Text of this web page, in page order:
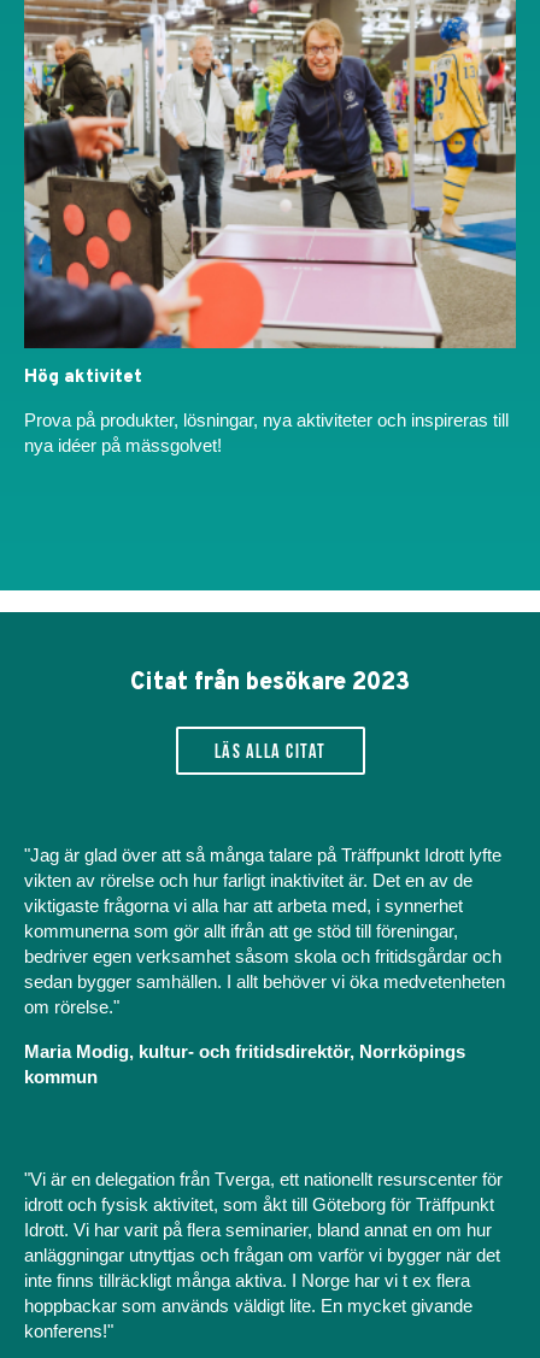
Hög aktivitet
Prova på produkter, lösningar, nya aktiviteter och inspireras till
nya idéer på mässgolvet!​
Citat från besökare 2023
Läs alla citat
"Jag är glad över att så många talare på Träffpunkt Idrott lyfte
vikten av rörelse och hur farligt inaktivitet är. Det en av de
viktigaste frågorna vi alla har att arbeta med, i synnerhet
kommunerna som gör allt ifrån att ge stöd till föreningar,
bedriver egen verksamhet såsom skola och fritidsgårdar och
sedan bygger samhällen. I allt behöver vi öka medvetenheten
om rörelse."
Maria Modig, kultur- och fritidsdirektör, Norrköpings
kommun
"Vi är en delegation från Tverga, ett nationellt resurscenter för
idrott och fysisk aktivitet, som åkt till Göteborg för Träffpunkt
Idrott. Vi har varit på flera seminarier, bland annat en om hur
anläggningar utnyttjas och frågan om varför vi bygger när det
inte finns tillräckligt många aktiva. I Norge har vi t ex flera
hoppbackar som används väldigt lite. En mycket givande
konferens!"